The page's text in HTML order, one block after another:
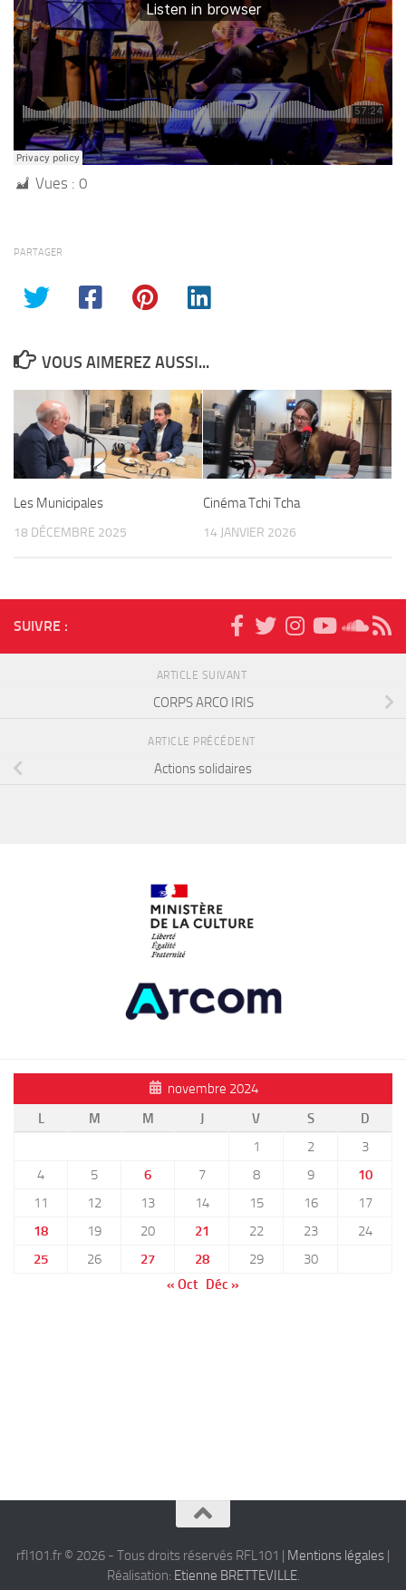
Vues : 0
PARTAGER
VOUS AIMEREZ AUSSI...
Les Municipales
18 DÉCEMBRE 2025
Cinéma Tchi Tcha
14 JANVIER 2026
SUIVRE :
ARTICLE SUIVANT
CORPS ARCO IRIS
ARTICLE PRÉCÉDENT
Actions solidaires
novembre 2024
L
M M J V S
D
1
2
3
4
5 6 7 8 9
10
11
12 13 14 15 16
17
18
19 20 21 22 23
24
25
26 27 28 29
30
« Oct Déc »
rfl101.fr © 2026 - Tous droits réservés RFL101 | Mentions légales |
Réalisation: Etienne BRETTEVILLE.